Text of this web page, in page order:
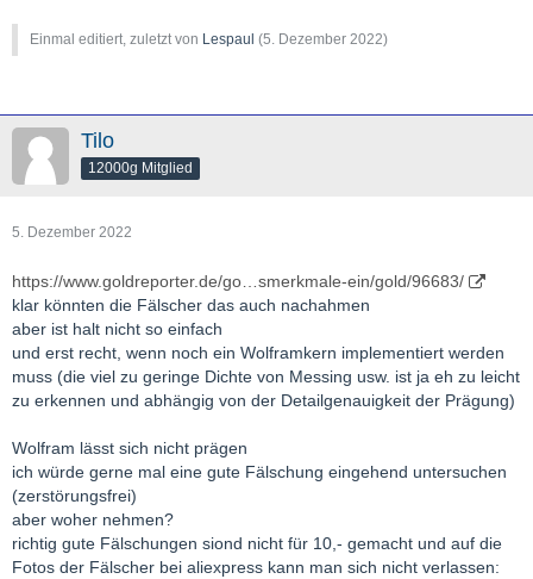
Einmal editiert, zuletzt von Lespaul (5. Dezember 2022)
Tilo
12000g Mitglied
5. Dezember 2022
https://www.goldreporter.de/go…smerkmale-ein/gold/96683/
klar könnten die Fälscher das auch nachahmen
aber ist halt nicht so einfach
und erst recht, wenn noch ein Wolframkern implementiert werden
muss (die viel zu geringe Dichte von Messing usw. ist ja eh zu leicht
zu erkennen und abhängig von der Detailgenauigkeit der Prägung)
Wolfram lässt sich nicht prägen
ich würde gerne mal eine gute Fälschung eingehend untersuchen
(zerstörungsfrei)
aber woher nehmen?
richtig gute Fälschungen siond nicht für 10,- gemacht und auf die
Fotos der Fälscher bei aliexpress kann man sich nicht verlassen: